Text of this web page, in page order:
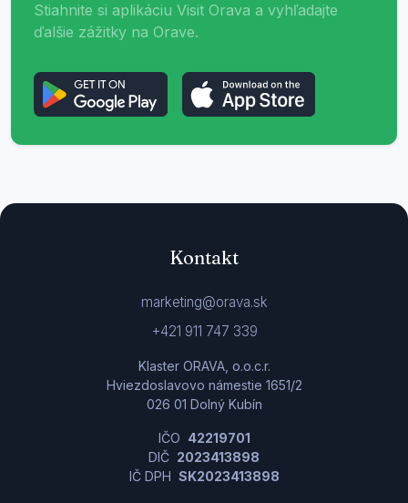
Stiahnite si aplikáciu Visit Orava a vyhľadajte
ďalšie zážitky na Orave.
Kontakt
marketing@orava.sk
+421 911 747 339
Klaster ORAVA, o.o.c.r.
Hviezdoslavovo námestie 1651/2
026 01 Dolný Kubín
IČO 42219701
DIČ 2023413898
IČ DPH SK2023413898